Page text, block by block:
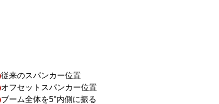
従来のスパンカー位置
オフセットスパンカー位置
ブーム全体を5°内側に振る